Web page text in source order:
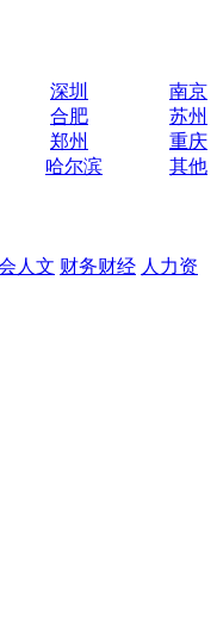
深圳
南京
合肥
苏州
郑州
重庆
哈尔滨
其他
人文 财务财经 人力资